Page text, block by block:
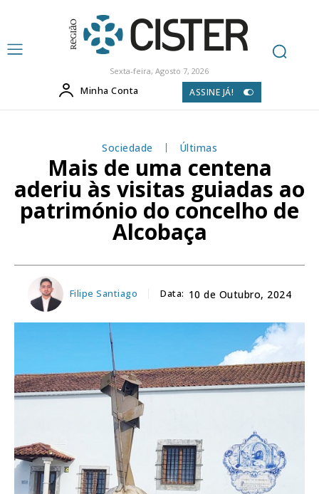
Sexta-feira, Agosto 7, 2026
Minha Conta ASSINE JÁ!
Sociedade Últimas
Mais de uma centena
aderiu às visitas guiadas ao
património do concelho de
Alcobaça
Filipe Santiago Data: 10 de Outubro, 2024